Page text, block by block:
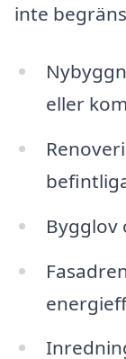
inte
eller
Bygglov